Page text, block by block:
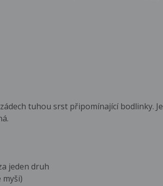
tuhou srst připomínající bodlinky. Je
jeden druh